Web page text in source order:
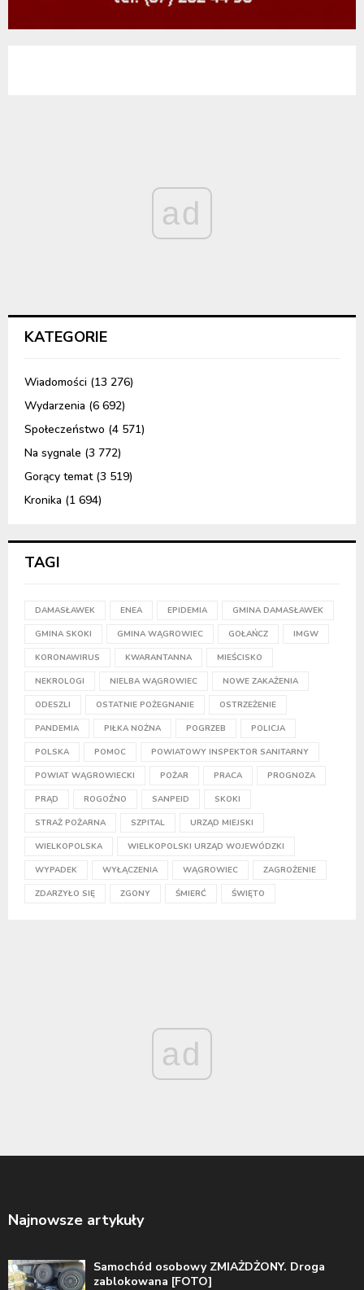
ad
KATEGORIE
Wiadomości (13 276)
Wydarzenia (6 692)
Społeczeństwo (4 571)
Na sygnale (3 772)
Gorący temat(3 519)
Kronika (1 694)
TAGI
DAMASŁAWEK ENEA EPIDEMIA GMINA DAMASŁAWEK
GMINA SKOKI GMINA WĄGROWIEC GOŁAŃCZ IMGW
KORONAWIRUS KWARANTANNA MIEŚCISKO
NEKROLOGI NIELBA WĄGROWIEC NOWE ZAKAŻENIA
ODESZLI OSTATNIE POŻEGNANIE OSTRZEŻENIE
PANDEMIA PIŁKA NOŻNA POGRZEB POLICJA
POLSKA POMOC POWIATOWY INSPEKTOR SANITARNY
POWIAT WĄGROWIECKI POŻAR PRACA PROGNOZA
PRĄD ROGOŹNO SANPEID SKOKI
STRAŻ POŻARNA SZPITAL URZĄD MIEJSKI
WIELKOPOLSKA WIELKOPOLSKI URZĄD WOJEWÓDZKI
WYPADEK WYŁĄCZENIA WĄGROWIEC ZAGROŻENIE
ZDARZYŁO SIĘ ZGONY ŚMIERĆ ŚWIĘTO
ad
Najnowsze artykuły
Samochód osobowy ZMIAŻDŻONY. Droga
zablokowana [FOTO]